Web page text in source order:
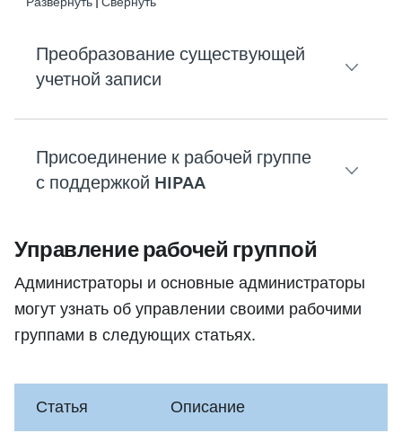
Преобразование существующей
учетной записи
Присоединение к рабочей группе
с поддержкой HIPAA
Рабочая группа с поддержкой HIPAA — это
Если вас пригласили присоединиться к
Управление рабочей группой
Администраторы и основные администраторы
могут узнать об управлении своими рабочими
группами в следующих статьях.
Статья Описание